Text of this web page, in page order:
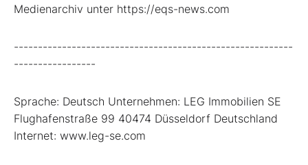
Medienarchiv unter https://eqs-news.com
----------------------------------------------------------
-----------------
Sprache: Deutsch Unternehmen: LEG Immobilien SE
Flughafenstraße 99 40474 Düsseldorf Deutschland
Internet: www.leg-se.com